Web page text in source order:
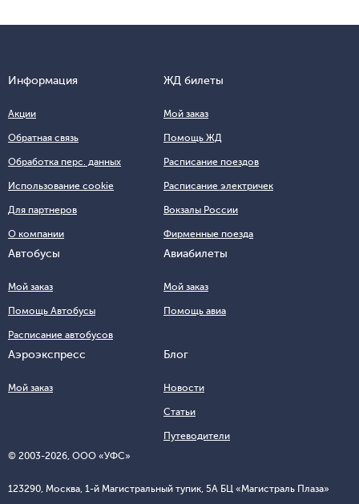
© 2003-2026 , ООО «УФС»
123290, Москва, 1-й Магистральный тупик, 5А БЦ «Магистраль Плаза»
Информация
Акции
Обратная связь
Обработка перс. данных
Использование cookie
Для партнеров
О компании
ЖД билеты
Мой заказ
Помощь ЖД
Расписание поездов
Расписание электричек
Вокзалы России
Фирменные поезда
Автобусы
Мой заказ
Помощь Автобусы
Расписание автобусов
Авиабилеты
Мой заказ
Помощь авиа
Аэроэкспресс
Мой заказ
Блог
Новости
Статьи
Путеводители